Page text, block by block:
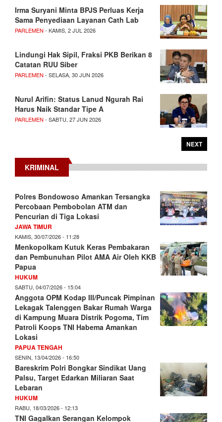
Irma Suryani Minta BPJS Perluas Kerja
Sama Penyediaan Layanan Cath Lab
PARLEMEN - KAMIS, 2 JUL 2026
Lindungi Hak Sipil, Fraksi PKB Berikan 8
Catatan RUU Siber
PARLEMEN - SELASA, 30 JUN 2026
Nurul Arifin: Status Lanud Ngurah Rai
Harus Naik Standar Tipe A
PARLEMEN - SABTU, 27 JUN 2026
NEXT
KRIMINAL
Polres Bondowoso Amankan Tersangka
Percobaan Pembobolan ATM dan
Pencurian di Tiga Lokasi
JAWA TIMUR
KAMIS, 30/07/2026 - 11:28
Menkopolkam Kutuk Keras Pembakaran
dan Pembunuhan Pilot AMA Air Oleh KKB
Papua
HUKUM
SABTU, 04/07/2026 - 15:04
Anggota OPM Kodap III/Puncak Pimpinan
Lekagak Talenggen Bakar Rumah Warga
di Kampung Muara Distrik Pogoma, Tim
Patroli Koops TNI Habema Amankan
Lokasi
PAPUA TENGAH
SENIN, 13/04/2026 - 16:50
Bareskrim Polri Bongkar Sindikat Uang
Palsu, Target Edarkan Miliaran Saat
Lebaran
HUKUM
RABU, 18/03/2026 - 12:13
TNI Gagalkan Serangan Kelompok